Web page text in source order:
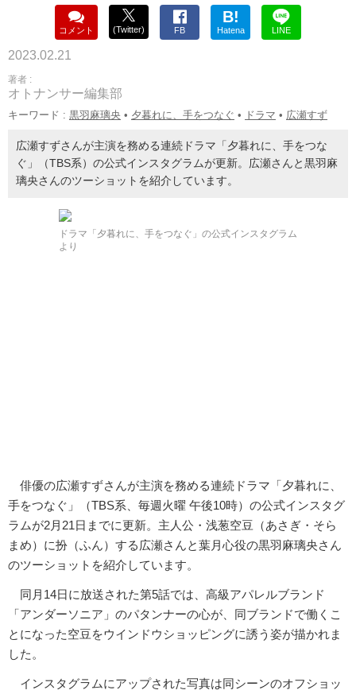
コメント (Twitter) FB
B!
Hatena LINE
2023.02.21
著者 :
オトナンサー編集部
キーワード : 黒羽麻璃央 • 夕暮れに、手をつなぐ • ドラマ • 広瀬すず
広瀬すずさんが主演を務める連続ドラマ「夕暮れに、手をつな
ぐ」（TBS系）の公式インスタグラムが更新。広瀬さんと黒羽麻
璃央さんのツーショットを紹介しています。
ドラマ「夕暮れに、手をつなぐ」の公式インスタグラム
より
俳優の広瀬すずさんが主演を務める連続ドラマ「夕暮れに、
手をつなぐ」（TBS系、毎週火曜 午後10時）の公式インスタグ
ラムが2月21日までに更新。主人公・浅葱空豆（あさぎ・そら
まめ）に扮（ふん）する広瀬さんと葉月心役の黒羽麻璃央さん
のツーショットを紹介しています。
同月14日に放送された第5話では、高級アパレルブランド
「アンダーソニア」のパタンナーの心が、同ブランドで働くこ
とになった空豆をウインドウショッピングに誘う姿が描かれま
した。
インスタグラムにアップされた写真は同シーンのオフショッ